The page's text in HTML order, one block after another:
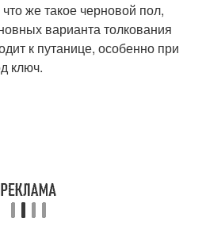
же такое черновой пол,
варианта толкования
к путанице, особенно при
ключ.